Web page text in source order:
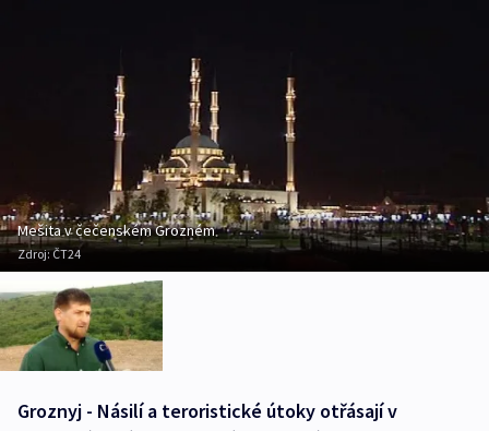
Mešita v čečenském Grozném
Zdroj:ČT24
Groznyj - Násilí a teroristické útoky otřásají v